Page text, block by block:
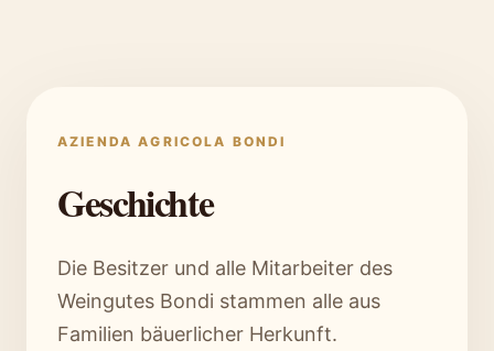
AZIENDA AGRICOLA BONDI
Geschichte
Die Besitzer und alle Mitarbeiter des
Weingutes Bondi stammen alle aus
Familien bäuerlicher Herkunft.